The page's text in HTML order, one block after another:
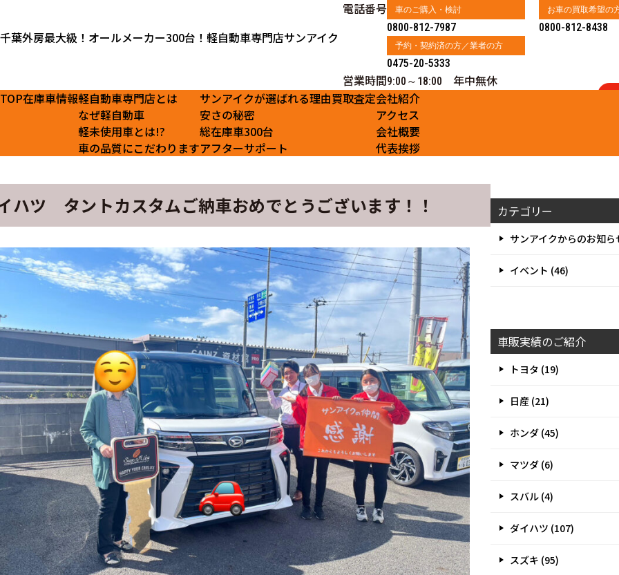
千葉外房最大級！オールメーカー300台！軽自動車専門店サンアイク
電話番号 車のご購入・検討
0800-812-7987
お車の買取希望の
0800-812-8438
予約・契約済の方／業者の方
0475-20-5333
営業時間9:00～18:00
年中無休
TOP在庫車情報軽自動車専門店とは
なぜ軽自動車
軽未使用車とは!?
車の品質にこだわります
サンアイクが選ばれる理由
安さの秘密
総在庫車300台
アフターサポート
買取査定会社紹介
アクセス
会社概要
代表挨拶
ハツ タントカスタムご納車おめでとうございます！！ カテゴリー
サンアイクからのお知ら
イベント (46)
車販実績のご紹介
トヨタ (19)
日産 (21)
ホンダ (45)
マツダ (6)
スバル (4)
ダイハツ (107)
スズキ (95)